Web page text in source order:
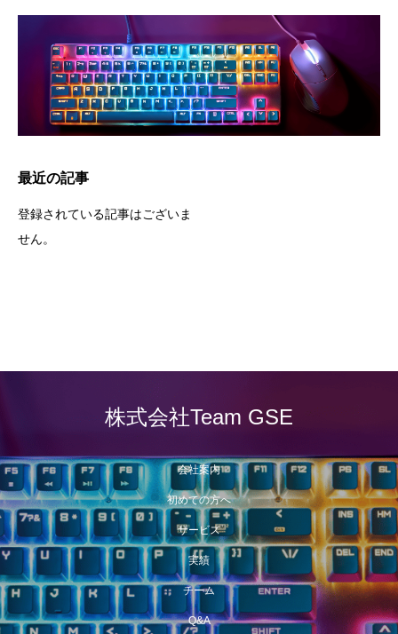
最近の記事
登録されている記事はございま
せん。
株式会社Team GSE
会社案内
初めての方へ
サービス
実績
チーム
Q&A